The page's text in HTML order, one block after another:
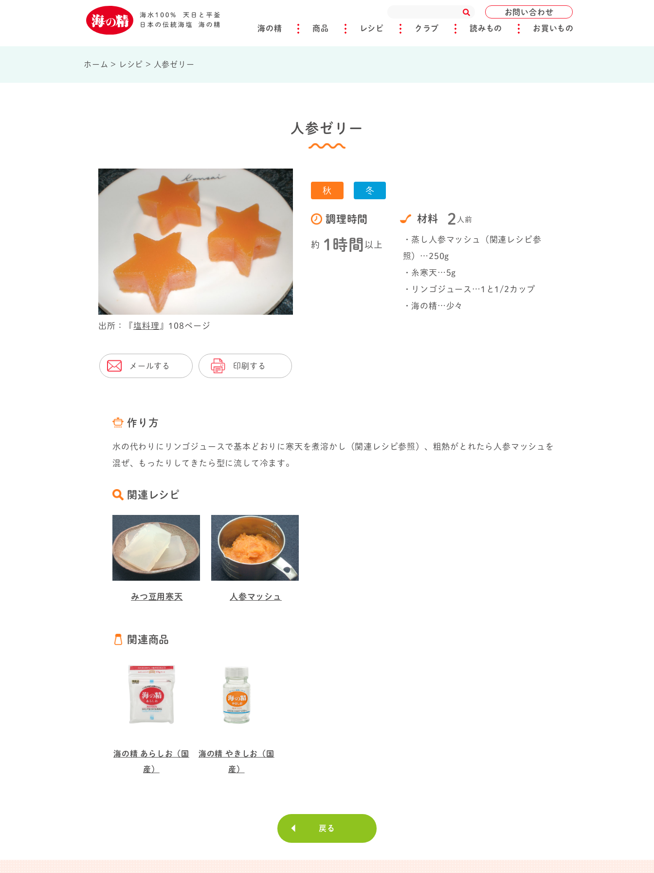
お問い合わせ
海の精 商品 レシピ クラブ 読みもの お買いもの
ホーム > レシピ > 人参ゼリー
人参ゼリー
出所：『塩料理 』108ページ
メールする 印刷する
秋 冬
調理時間
約 1時間 以上
材料 2 人前
・蒸し人参マッシュ（関連レシピ参
照）…250g
・糸寒天…5g
・リンゴジュース…1と1/2カップ
・海の精…少々
作り方
水の代わりにリンゴジュースで基本どおりに寒天を煮溶かし（関連レシピ参照）、粗熱がとれたら人参マッシュを
混ぜ、もったりしてきたら型に流して冷ます。
関連レシピ
みつ豆用寒天 人参マッシュ
関連商品
海の精 あらしお（国
産）
海の精 やきしお（国
産）
戻る